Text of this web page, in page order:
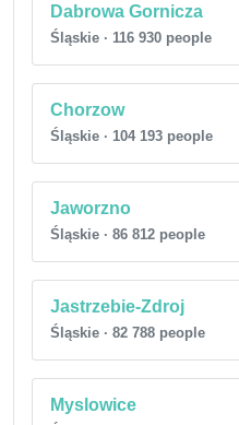
Dabrowa Gornicza
Śląskie · 116 930 people
Chorzow
Śląskie · 104 193 people
Jaworzno
Śląskie · 86 812 people
Jastrzebie-Zdroj
Śląskie · 82 788 people
Myslowice